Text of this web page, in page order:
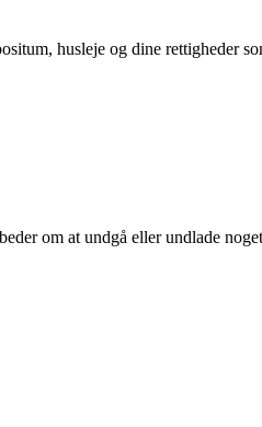
husleje og dine rettigheder
om at undgå eller undlade